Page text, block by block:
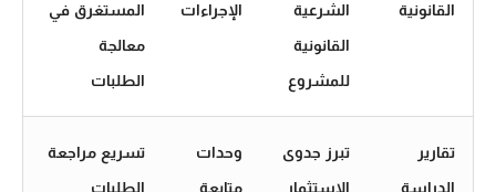
القانونية
الشرعية
القانونية
للمشروع
الإجراءات
المستغرق في
معالجة
الطلبات
تقارير
الدراسة
تبرز جدوى
الاستثمار
وحدات
متابعة
تسريع مراجعة
الطلبات